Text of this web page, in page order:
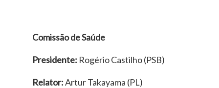
Comissão de Saúde
Presidente: Rogério Castilho (PSB)
Relator:Artur Takayama (PL)